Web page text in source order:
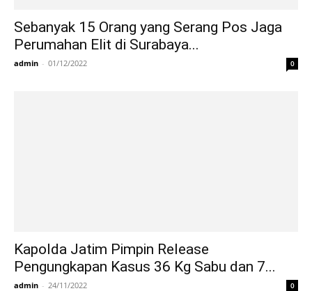
Sebanyak 15 Orang yang Serang Pos Jaga
Perumahan Elit di Surabaya...
admin - 01/12/2022 0
Kapolda Jatim Pimpin Release
Pengungkapan Kasus 36 Kg Sabu dan 7...
admin - 24/11/2022 0